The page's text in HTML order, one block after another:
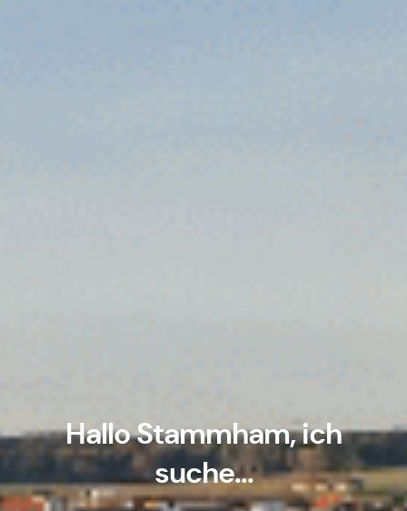
Hallo Stammham, ich
suche...